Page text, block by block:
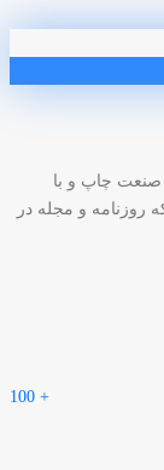
صنعت چاپ و با
روزنامه و مجله در
100 +